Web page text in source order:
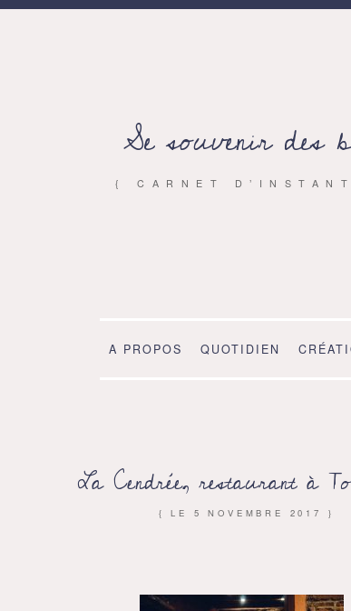
Se souvenir des
{ CARNET
A PROPOS QUOTIDIEN
La Cendrée, restaurant à
{ LE 5 NOVEMBRE 2017 }